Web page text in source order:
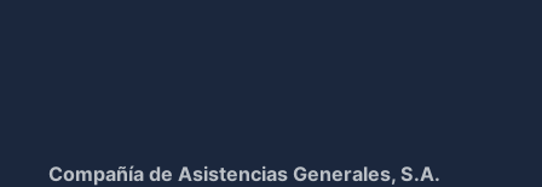
Compañía de Asistencias Generales, S.A.